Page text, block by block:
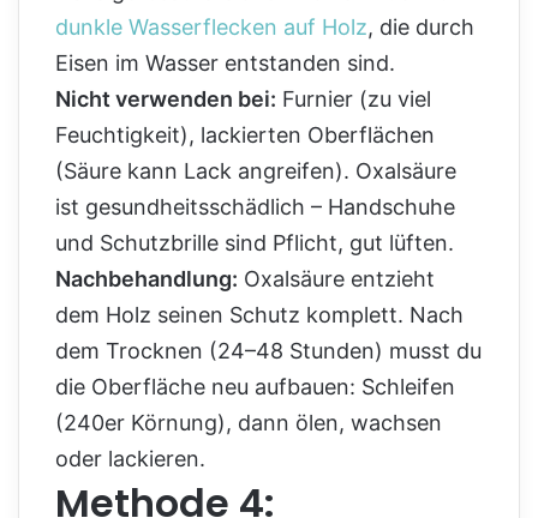
dunkle Wasserflecken auf Holz, die durch
Eisen im Wasser entstanden sind.
Nicht verwenden bei: Furnier (zu viel
Feuchtigkeit), lackierten Oberflächen
(Säure kann Lack angreifen). Oxalsäure
ist gesundheitsschädlich – Handschuhe
und Schutzbrille sind Pflicht, gut lüften.
Nachbehandlung: Oxalsäure entzieht
dem Holz seinen Schutz komplett. Nach
dem Trocknen (24–48 Stunden) musst du
die Oberfläche neu aufbauen: Schleifen
(240er Körnung), dann ölen, wachsen
oder lackieren.
Methode 4: